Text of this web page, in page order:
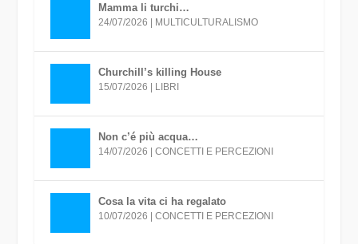
Mamma li turchi…
24/07/2026 MULTICULTURALISMO
Churchill’s killing House
15/07/2026 LIBRI
Non c’é più acqua…
14/07/2026 CONCETTI E PERCEZIONI
Cosa la vita ci ha regalato
10/07/2026 CONCETTI E PERCEZIONI